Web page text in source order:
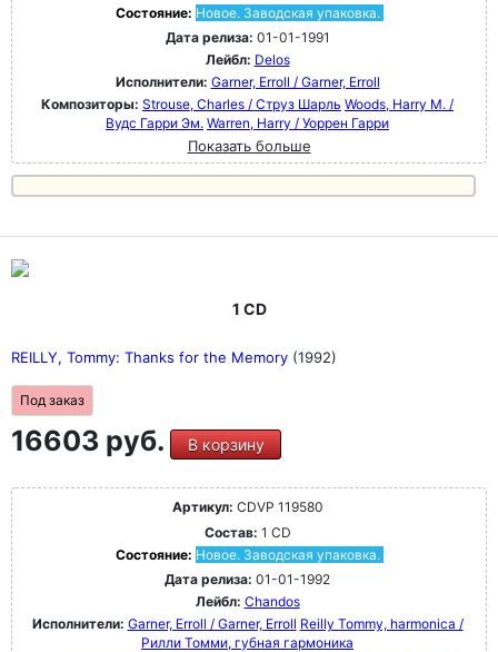
Состояние: Новое. Заводская упаковка.
Дата релиза: 01-01-1991
Лейбл: Delos
Исполнители: Garner, Erroll / Garner, Erroll
Композиторы: Strouse, Charles / Струз Шарль Woods, Harry M. /
Вудс Гарри Эм. Warren, Harry / Уоррен Гарри
Показать больше
1 CD
REILLY, Tommy: Thanks for the Memory (1992)
Под заказ
16603 руб. В корзину
Артикул: CDVP 119580
Состав: 1 CD
Состояние: Новое. Заводская упаковка.
Дата релиза: 01-01-1992
Лейбл: Chandos
Исполнители: Garner, Erroll / Garner, Erroll Reilly Tommy, harmonica /
Рилли Томми, губная гармоника